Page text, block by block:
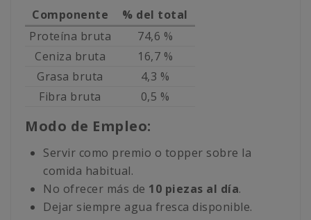
Componente
% del total
Proteína bruta
74,6 %
Ceniza bruta
16,7 %
Grasa bruta
4,3 %
Fibra bruta
0,5 %
Modo de Empleo:
Servir como premio o topper sobre la
comida habitual.
No ofrecer más de 10 piezas al día.
Dejar siempre agua fresca disponible.